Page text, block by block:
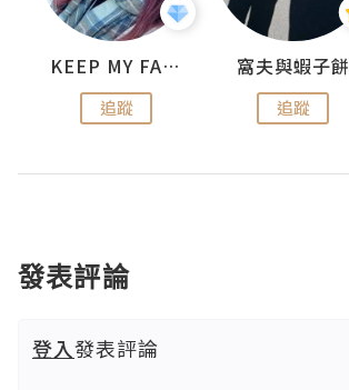
KEEP MY FAITH
追蹤
窩夫與蝦子餅
追蹤
發表評論
登入發表評論